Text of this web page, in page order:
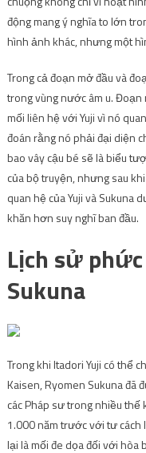
động mang ý nghĩa to lớn
hình ảnh khác, nhưng một
Trong cả đoạn mở đầu và
trong vùng nước âm u. Đoạn
mối liên hệ với Yuji vì nó
đoán rằng nó phải đại diện
bao vây cậu bé sẽ là biểu
của bộ truyện, nhưng sau
quan hệ của Yuji và Sukuna
khăn hơn suy nghĩ ban đầu.
Lịch sử
Sukuna
Trong khi Itadori Yuji có thể
Kaisen, Ryomen Sukuna đã
các Pháp sư trong nhiều
1.000 năm trước với tư cách
lại là mối đe dọa đối với hòa